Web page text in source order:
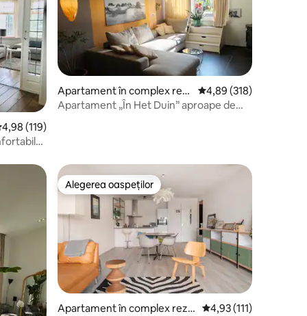
mediu de 4,98 din 5, 119 recenzii
4,98 (119)
Apartament în complex rezi
dențial
Scor mediu de 4,89
4,89 (318)
Apartament „În Het Duin” aproape de
Alegerea oaspeților
Alegerea oaspeților
Apartament în complex rezid Scor mediu de 4,93
4,93 (111)